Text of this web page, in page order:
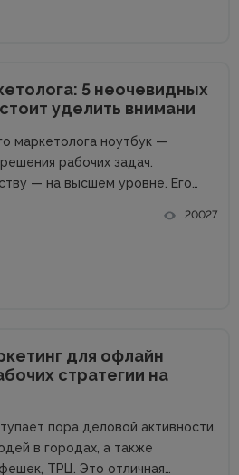
5 неочевидных
уделить внимани
маркетолога ноутбук —
рабочих задач.
— на высшем уровне. Его
«железа» — даже не
процессора, топовой
20027
для офлайн
стратегии на
пора деловой активности,
в городах, а также
Это отличная